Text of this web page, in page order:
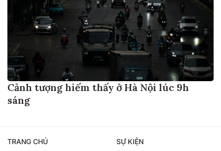
Cảnh tượng hiếm thấy ở Hà Nội lúc 9h
sáng
TRANG CHỦ SỰ KIỆN